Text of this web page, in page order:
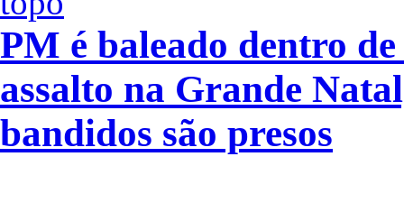
PM é baleado dentro
assalto na Grande
bandidos são presos